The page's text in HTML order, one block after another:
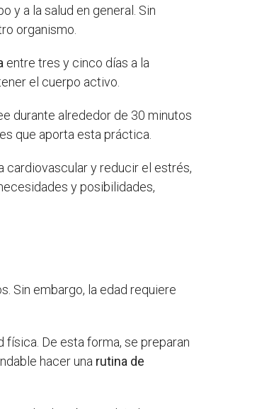
y a la salud en general. Sin
organismo.
entre tres y cinco días a la
el cuerpo activo.
durante alrededor de 30 minutos
que aporta esta práctica.
cardiovascular y reducir el estrés,
y posibilidades,
Sin embargo, la edad requiere
De esta forma, se preparan
hacer una rutina de